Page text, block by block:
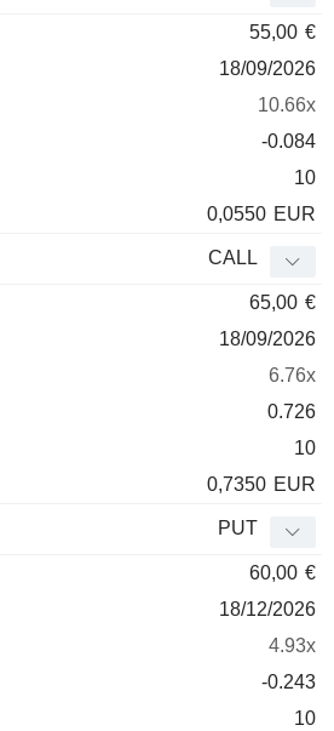
55,00 €
18/09/2026
10.66x
-0.084
10
0,0550 EUR
CALL
65,00 €
18/09/2026
6.76x
0.726
10
0,7350 EUR
PUT
60,00 €
18/12/2026
4.93x
-0.243
10